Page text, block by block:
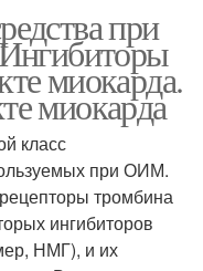
при
миокарда.
миокарда
класс
при ОИМ.
тромбина
ингибиторов
НМГ), и их